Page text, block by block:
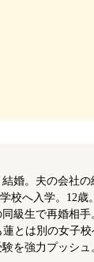
婚。夫の会社の
校へ入学。12歳。
級生で再婚相手
とは別の女子校
を強力プッシュ